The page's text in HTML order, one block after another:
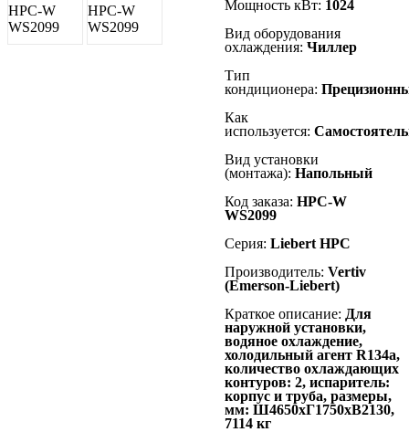
Мощность кВт: 1024
Вид оборудования
охлаждения: Чиллер
Тип
кондиционера:
Как
используется:
Вид установки
(монтажа): Напольный
Код заказа: HPC-W
WS2099
Серия: Liebert HPC
Производитель: Vertiv
(Emerson-Liebert)
Краткое описание: Для
наружной установки,
водяное охлаждение,
холодильный агент R134а,
количество охлаждающих
контуров: 2, испаритель:
корпус и труба, размеры,
мм: Ш4650хГ1750хВ2130,
7114 кг